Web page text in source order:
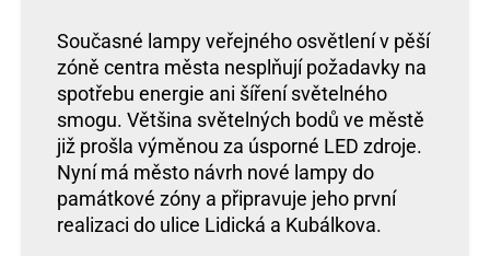
Současné lampy veřejného osvětlení v pěší
zóně centra města nesplňují požadavky na
spotřebu energie ani šíření světelného
smogu. Většina světelných bodů ve městě
již prošla výměnou za úsporné LED zdroje.
Nyní má město návrh nové lampy do
památkové zóny a připravuje jeho první
realizaci do ulice Lidická a Kubálkova.